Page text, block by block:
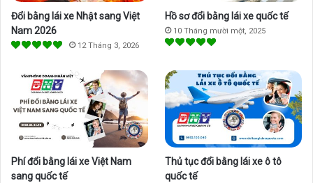
a
Đổi bằng lái xe Nhật sang Việt
Nam 2026
12 Tháng 3, 2026
Hồ sơ đổi bằng lái xe quốc tế
10 Tháng mười một, 2025
Phí đổi bằng lái xe Việt Nam
sang quốc tế
Thủ tục đổi bằng lái xe ô tô
quốc tế